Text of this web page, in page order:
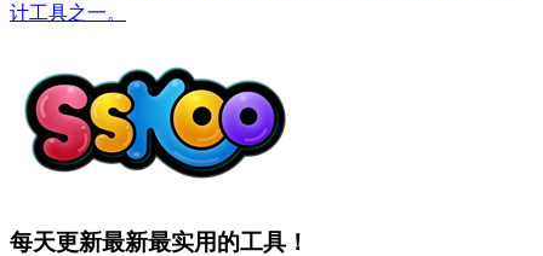
计工具之一。
每天更新最新最实用的工具！